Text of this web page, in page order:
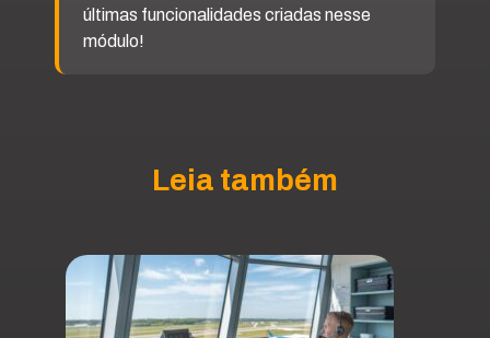
últimas funcionalidades criadas nesse
módulo!
Leia também